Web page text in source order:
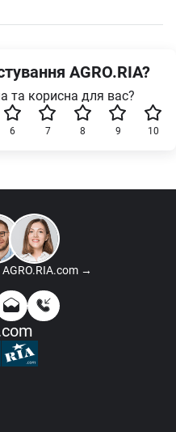
AGRO.RIA?
та корисна для вас?
10
9
8
7
6
AGRO.RIA.com →